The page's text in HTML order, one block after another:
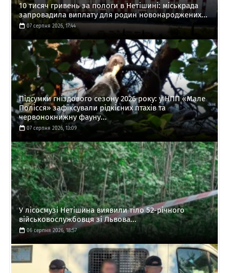
10 тисяч гривень за пологи в Нетішині: міськрада
запровадила виплату для родин новонароджених...
07 серпня 2026, 17:44
Підсумки гніздового сезону 2026 року: у НПП «Мале
Полісся» зафіксували рідкісних птахів та
червонокнижну фауну...
07 серпня 2026, 13:09
У лісосмузі Нетішина виявили тіло 52-річного
військовослужбовця зі Львова...
06 серпня 2026, 18:57